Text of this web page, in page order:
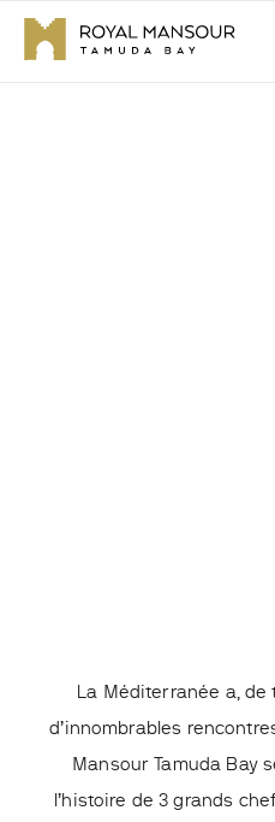
La Méditerranée a,
d’innombrables
Mansour Tamuda Bay
l’histoire de 3 grands